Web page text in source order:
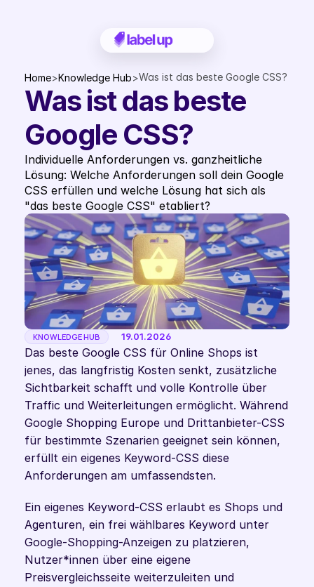
Home>Knowledge Hub>Was ist das beste Google CSS?
Was ist das beste
Google CSS?
Individuelle Anforderungen vs. ganzheitliche
Lösung: Welche Anforderungen soll dein Google
CSS erfüllen und welche Lösung hat sich als
"das beste Google CSS" etabliert?
KNOWLEDGE HUB 19.01.2026
Das beste Google CSS für Online Shops ist
jenes, das langfristig Kosten senkt, zusätzliche
Sichtbarkeit schafft und volle Kontrolle über
Traffic und Weiterleitungen ermöglicht. Während
Google Shopping Europe und Drittanbieter-CSS
für bestimmte Szenarien geeignet sein können,
erfüllt ein eigenes Keyword-CSS diese
Anforderungen am umfassendsten.
Ein eigenes Keyword-CSS erlaubt es Shops und
Agenturen, ein frei wählbares Keyword unter
Google-Shopping-Anzeigen zu platzieren,
Nutzer*innen über eine eigene
Preisvergleichsseite weiterzuleiten und